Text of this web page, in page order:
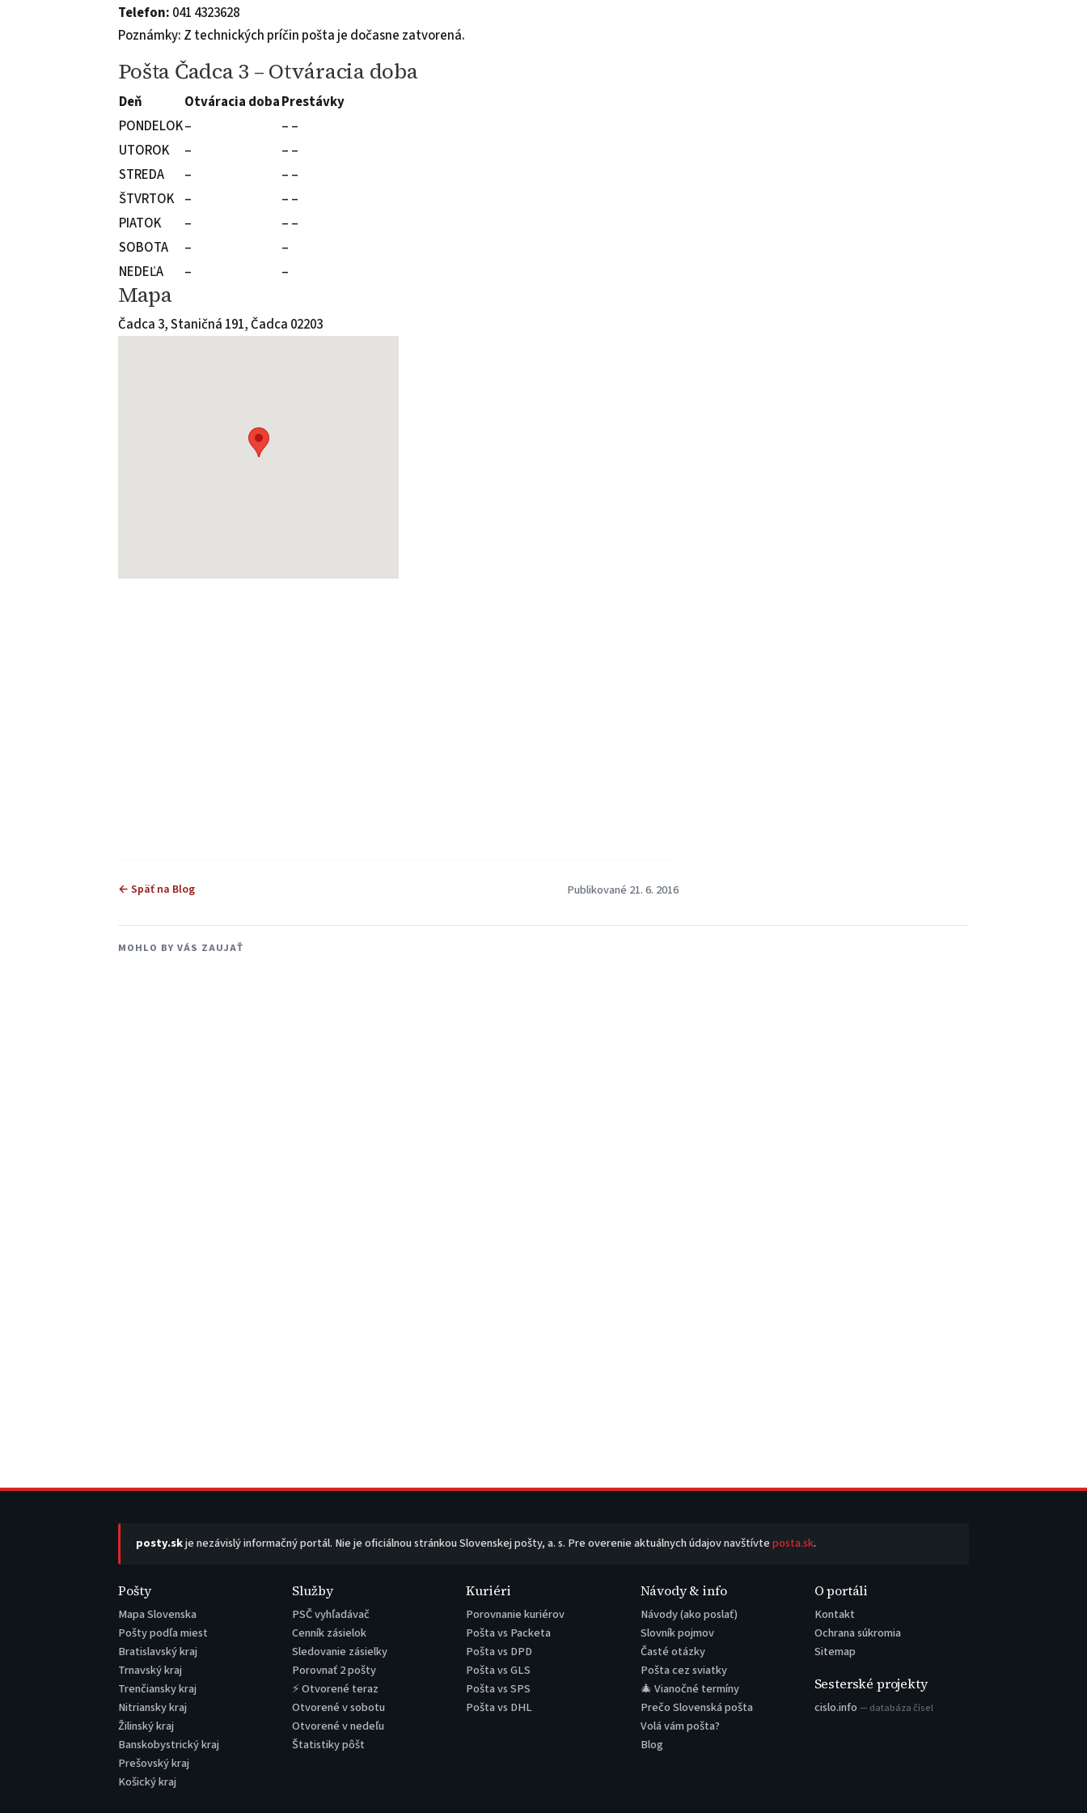
Telefon: 041 4323628
Poznámky: Z technických príčin pošta je dočasne zatvorená.
Pošta Čadca 3 – Otváracia doba
Deň Otváracia dobaPrestávky
PONDELOK–
– –
UTOROK
–
– –
STREDA
–
– –
ŠTVRTOK –
– –
PIATOK
–
– –
SOBOTA
–
–
NEDEĽA
– –
Mapa
Čadca 3, Staničná 191, Čadca 02203
← Späť na Blog Publikované 21. 6. 2016
MOHLO BY VÁS ZAUJAŤ
posty.skje nezávislý informačný portál. Nie je oficiálnou stránkou Slovenskej pošty, a. s. Pre overenie aktuálnych údajov navštívteposta.sk.
Pošty
Mapa Slovenska
Pošty podľa miest
Bratislavský kraj
Trnavský kraj
Trenčiansky kraj
Nitriansky kraj
Žilinský kraj
Banskobystrický kraj
Prešovský kraj
Košický kraj
Služby
PSČ vyhľadávač
Cenník zásielok
Sledovanie zásielky
Porovnať 2 pošty
⚡ Otvorené teraz
Otvorené v sobotu
Otvorené v nedeľu
Štatistiky pôšt
Kuriéri
Porovnanie kuriérov
Pošta vs Packeta
Pošta vs DPD
Pošta vs GLS
Pošta vs SPS
Pošta vs DHL
Návody & info
Návody (ako poslať)
Slovník pojmov
Časté otázky
Pošta cez sviatky
🎄 Vianočné termíny
Prečo Slovenská pošta
Volá vám pošta?
Blog
O portáli
Kontakt
Ochrana súkromia
Sitemap
Sesterské projekty
cislo.info — databáza čísel